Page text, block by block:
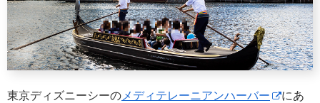
東京ディズニーシーのメディテレーニアンハーバー
にあ